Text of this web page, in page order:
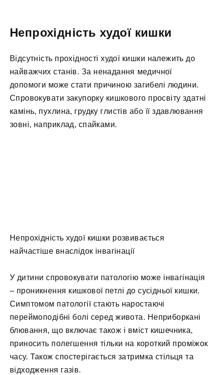
Непрохідність худої кишки
Відсутність прохідності худої кишки належить до
найважчих станів. За ненадання медичної
допомоги може стати причиною загибелі людини.
Спровокувати закупорку кишкового просвіту здатні
камінь, пухлина, грудку глистів або її здавлювання
зовні, наприклад, спайками.
Непрохідність худої кишки розвивається
найчастіше внаслідок інвагінації
У дитини спровокувати патологію може інвагінація
– проникнення кишкової петлі до сусідньої кишки.
Симптомом патології стають наростаючі
переймоподібні болі серед живота. Неприборкані
блювання, що включає також і вміст кишечника,
приносить полегшення тільки на короткий проміжок
часу. Також спостерігається затримка стільця та
відходження газів.